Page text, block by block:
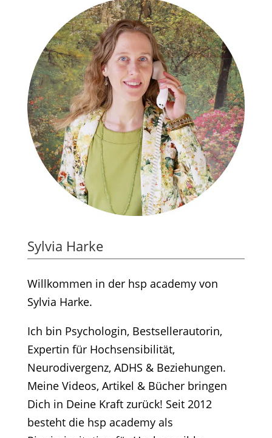
Sylvia Harke
Willkommen in der hsp academy von
Sylvia Harke.
Ich bin Psychologin, Bestsellerautorin,
Expertin für Hochsensibilität,
Neurodivergenz, ADHS & Beziehungen.
Meine Videos, Artikel & Bücher bringen
Dich in Deine Kraft zurück! Seit 2012
besteht die hsp academy als